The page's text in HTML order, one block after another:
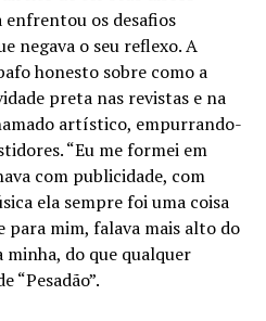
enfrentou os desafios
negava o seu reflexo. A
honesto sobre como a
preta nas revistas e na
artístico, empurrando-
“Eu me formei em
com publicidade, com
ela sempre foi uma coisa
mim, falava mais alto do
minha, do que qualquer
“Pesadão”.